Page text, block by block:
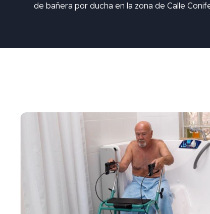
de bañera por ducha en la zona deCalle